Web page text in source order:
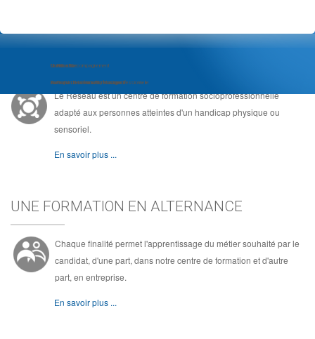
Module d'Accompagnement
au Projet d'Insertion Professionnelle
Com'Com'bre
Formation de Community Manager
Le Réseau
Au coeur de la formation socioprofessionnelle
Le Réseau est un centre de formation socioprofessionnelle
adapté aux personnes atteintes d'un handicap physique ou
sensoriel.
En savoir plus ...
UNE FORMATION EN ALTERNANCE
Chaque finalité permet l'apprentissage du métier souhaité par le
candidat, d'une part, dans notre centre de formation et d'autre
part, en entreprise.
En savoir plus ...